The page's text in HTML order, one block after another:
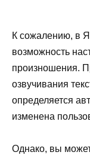
К сожалению, в
возможность
произношения.
озвучивания
определяется
изменена
Однако, вы